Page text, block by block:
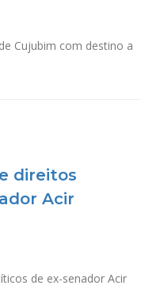
Cujubim com destino a
direitos
Acir
de ex-senador Acir